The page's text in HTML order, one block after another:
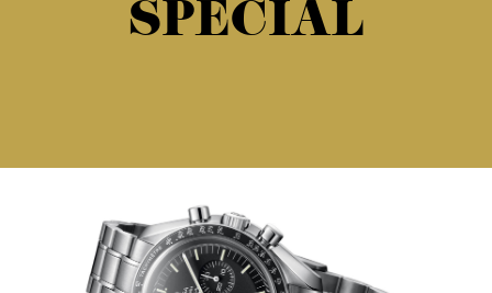
SPECIAL